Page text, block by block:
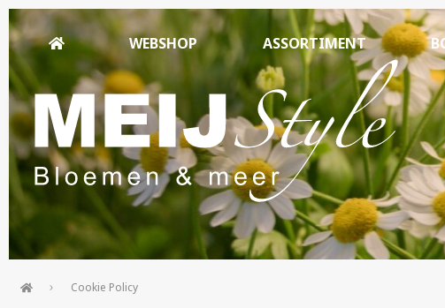
WEBSHOP ASSORTIMENT
Cookie Policy